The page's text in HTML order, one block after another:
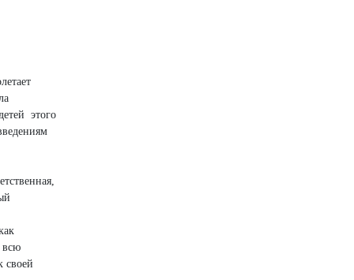
этого
всю
своей